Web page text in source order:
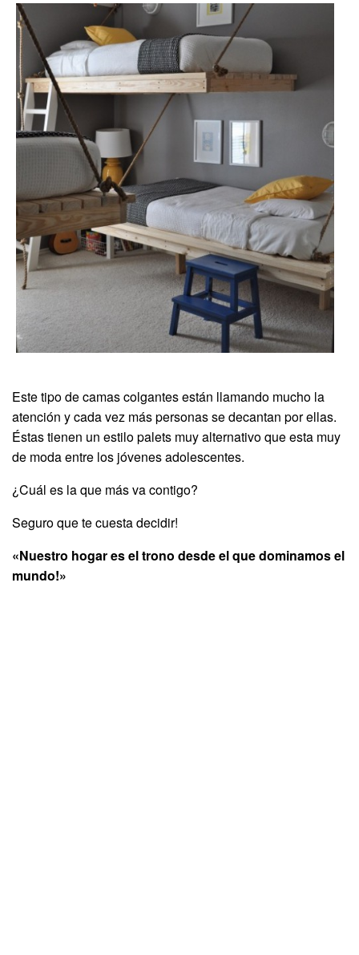
Este tipo de camas colgantes están llamando mucho la
atención y cada vez más personas se decantan por ellas.
Éstas tienen un estilo palets muy alternativo que esta muy
de moda entre los jóvenes adolescentes.
¿Cuál es la que más va contigo?
Seguro que te cuesta decidir!
«Nuestro hogar es el trono desde el que dominamos el
mundo!»